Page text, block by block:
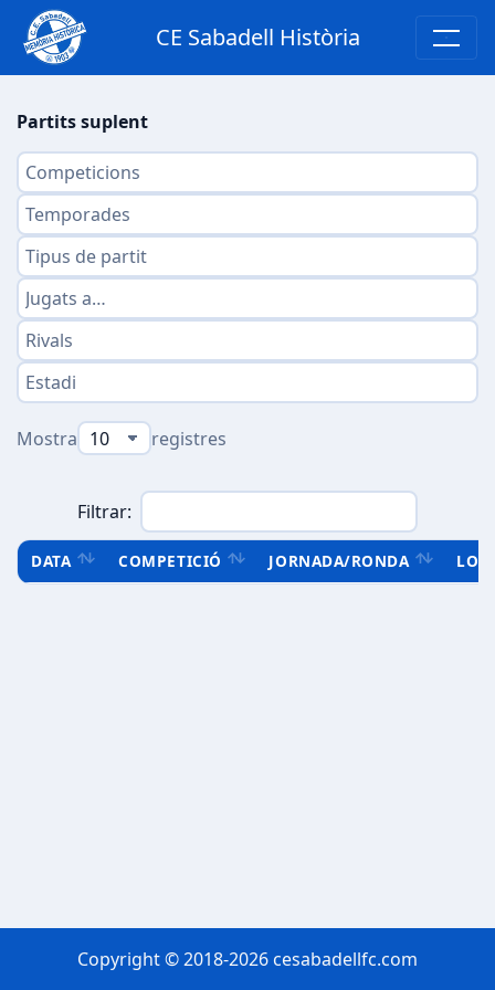
CE Sabadell Història
Partits suplent
Mostra registres
Filtrar:
DATA COMPETICIÓ JORNADA/RONDA
Copyright © 2018-2026 cesabadellfc.com